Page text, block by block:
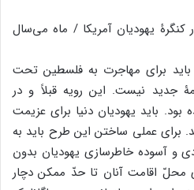
کنگرۀ یهودیان آمریکا / ماه می‌سال
برای مهاجرت به فلسطین تحت
جدید نیست. این رویه قبلاً و در
بود. باید یهودیان دنیا برای عزیمت
برای عملی ساختن این طرح باید به
و آسوده خاطرسازی یهودیان بدون
محلّ اقامت آنان تا حدّ ممکن دچار